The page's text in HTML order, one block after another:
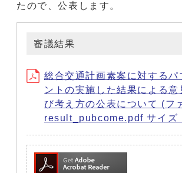
たので、公表します。
審議結果
総合交通計画素案に対するパ
ントの実施した結果による意
び考え方の公表について (フ
result_pubcome.pdf サイズ